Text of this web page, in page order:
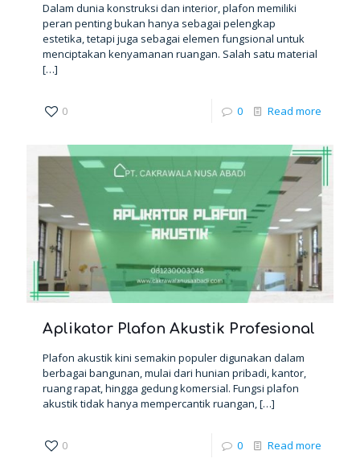
Dalam dunia konstruksi dan interior, plafon memiliki
peran penting bukan hanya sebagai pelengkap
estetika, tetapi juga sebagai elemen fungsional untuk
menciptakan kenyamanan ruangan. Salah satu material
[…]
0 0 Read more
Aplikator Plafon Akustik Profesional
Plafon akustik kini semakin populer digunakan dalam
berbagai bangunan, mulai dari hunian pribadi, kantor,
ruang rapat, hingga gedung komersial. Fungsi plafon
akustik tidak hanya mempercantik ruangan,[…]
0 0 Read more